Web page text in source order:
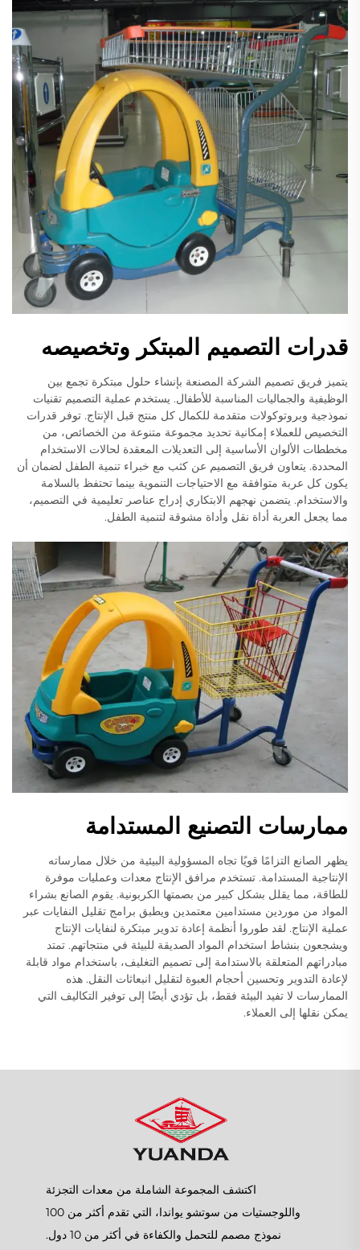
قدرات التصميم المبتكر وتخصيصه
يتميز فريق تصميم الشركة المصنعة بإنشاء حلول مبتكرة تجمع بين
الوظيفية والجماليات المناسبة للأطفال. يستخدم عملية التصميم تقنيات
نموذجية وبروتوكولات متقدمة للكمال كل منتج قبل الإنتاج. توفر قدرات
التخصيص للعملاء إمكانية تحديد مجموعة متنوعة من الخصائص، من
مخططات الألوان الأساسية إلى التعديلات المعقدة لحالات الاستخدام
المحددة. يتعاون فريق التصميم عن كثب مع خبراء تنمية الطفل لضمان أن
يكون كل عربة متوافقة مع الاحتياجات التنموية بينما تحتفظ بالسلامة
والاستخدام. يتضمن نهجهم الابتكاري إدراج عناصر تعليمية في التصميم،
مما يجعل العربة أداة نقل وأداة مشوقة لتنمية الطفل.
ممارسات التصنيع المستدامة
يظهر الصانع التزامًا قويًا تجاه المسؤولية البيئية من خلال ممارساته
الإنتاجية المستدامة. تستخدم مرافق الإنتاج معدات وعمليات موفرة
للطاقة، مما يقلل بشكل كبير من بصمتها الكربونية. يقوم الصانع بشراء
المواد من موردين مستدامين معتمدين ويطبق برامج تقليل النفايات عبر
عملية الإنتاج. لقد طوروا أنظمة إعادة تدوير مبتكرة لنفايات الإنتاج
ويشجعون بنشاط استخدام المواد الصديقة للبيئة في منتجاتهم. تمتد
مبادراتهم المتعلقة بالاستدامة إلى تصميم التغليف، باستخدام مواد قابلة
لإعادة التدوير وتحسين أحجام العبوة لتقليل انبعاثات النقل. هذه
الممارسات لا تفيد البيئة فقط، بل تؤدي أيضًا إلى توفير التكاليف التي
يمكن نقلها إلى العملاء.
اكتشف المجموعة الشاملة من معدات التجزئة
واللوجستيات من سوتشو يواندا، التي تقدم أكثر من 100
نموذج مصمم للتحمل والكفاءة في أكثر من 10 دول.